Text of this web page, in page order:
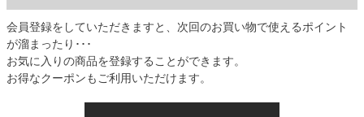
会員登録をしていただきますと、次回のお買い物で使えるポイント
が溜まったり･･･
お気に入りの商品を登録することができます。
お得なクーポンもご利用いただけます。